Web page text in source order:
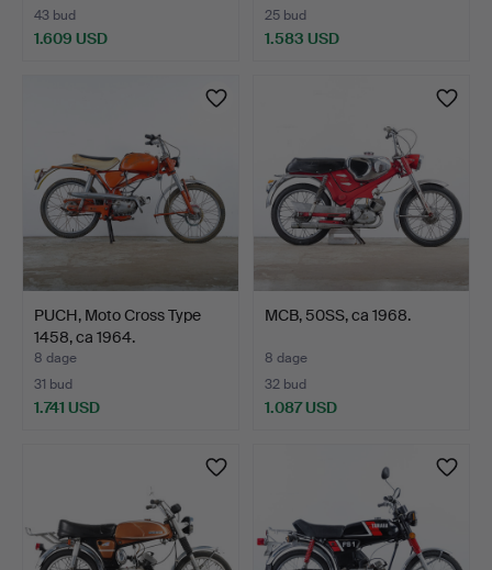
43 bud
1.609 USD
25 bud
1.583 USD
PUCH, Moto Cross Type
1458, ca 1964.
8 dage
31 bud
1.741 USD
MCB, 50SS, ca 1968.
8 dage
32 bud
1.087 USD